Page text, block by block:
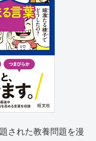
された教養問題を漫